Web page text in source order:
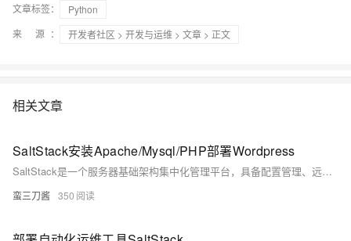
文章标签：
Python
来 源：
开发者社区 > 开发与运维 > 文章 > 正文
相关文章
SaltStack安装Apache/Mysql/PHP部署Wordpress
SaltStack是一个服务器基础架构集中化管理平台，具备配置管理、远程执行、监控等功能，基于Python语言实现，结合轻量级消息队列（ZeroMQ）与Python第三方模块（Pyzmq、PyCrypto、Pyjinjia2、python-msgpack和PyYAML等）构建。 SaltStack 采用 C/S模式，server端就是salt的master，client端就是minion，minion与master之间通过ZeroMQ消息队列通信。 master监听4505和4506端口，4505对应的是ZMQ的PUB system，用来发送消息，4506对应的是REP system是来接受
蛮三刀酱 350